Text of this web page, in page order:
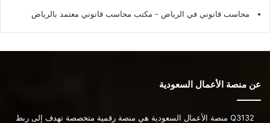
محاسب قانوني في الرياض - مكتب محاسب قانوني معتمد بالرياض
عن منصة الأعمال السعودية
Q3132 منصة الأعمال السعودية هي منصة رقمية متخصصة تهدف إلى ربط